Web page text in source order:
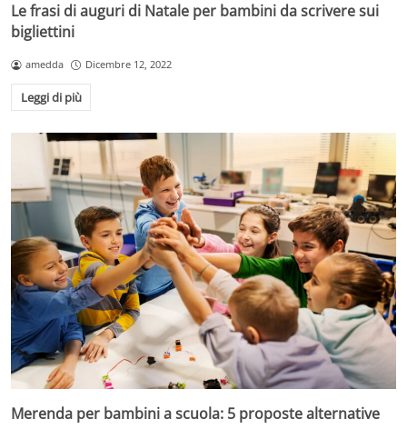
Le frasi di auguri di Natale per bambini da scrivere sui
bigliettini
amedda Dicembre 12, 2022
Leggi di più
Merenda per bambini a scuola: 5 proposte alternative